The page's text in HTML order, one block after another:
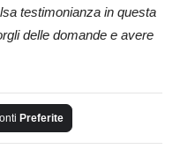
testimonianza in questa
delle domande e avere
Preferite